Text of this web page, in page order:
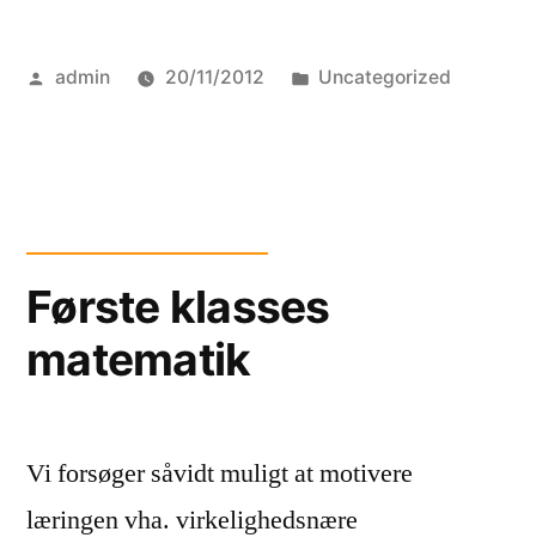
spøgelse”
Posted
admin 20/11/2012
Posted
Uncategorized
Første klasses
matematik
Vi forsøger såvidt muligt at motivere
læringen vha. virkelighedsnære